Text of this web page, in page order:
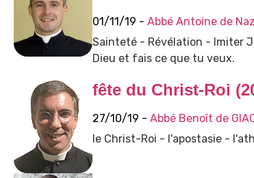
01/11/19 - Abbé Antoine de
Sainteté - Révélation - Imiter
Dieu et fais ce que tu veux.
fête du Christ-Roi
27/10/19 - Abbé Benoît de
le Christ-Roi - l'apostasie -